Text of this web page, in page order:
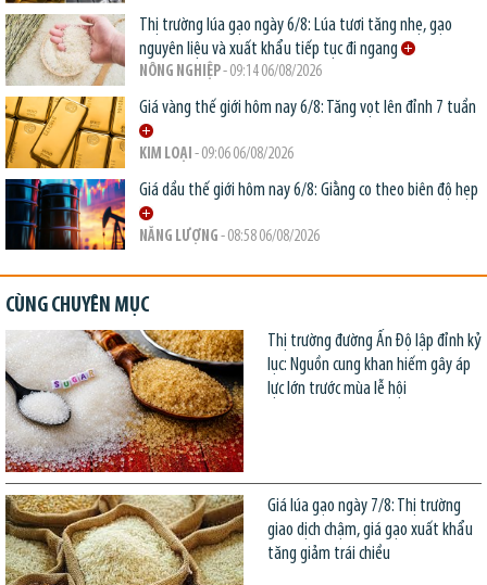
Thị trường lúa gạo ngày 6/8: Lúa tươi tăng nhẹ, gạo
nguyên liệu và xuất khẩu tiếp tục đi ngang
NÔNG NGHIỆP- 09:14 06/08/2026
Giá vàng thế giới hôm nay 6/8: Tăng vọt lên đỉnh 7 tuần
KIM LOẠI - 09:06 06/08/2026
Giá dầu thế giới hôm nay 6/8: Giằng co theo biên độ hẹp
NĂNG LƯỢNG - 08:58 06/08/2026
CÙNG CHUYÊN MỤC
Thị trường đường Ấn Độ lập đỉnh kỷ
lục: Nguồn cung khan hiếm gây áp
lực lớn trước mùa lễ hội
Giá lúa gạo ngày 7/8: Thị trường
giao dịch chậm, giá gạo xuất khẩu
tăng giảm trái chiều